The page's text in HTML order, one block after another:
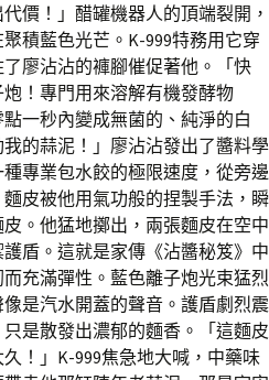
價！」醋罐機器人的頂端裂開，
積藍色光芒。K-999特務用它穿
廖沾沾的褲腳催促著他。「快
！專門用來溶解有機發酵物
一秒內變成無菌的、純淨的白
的蒜泥！」廖沾沾發出了醬料學
專業包水餃的極限速度，從旁邊
皮被他用氣功般的捏製手法，瞬
。他猛地擲出，兩張麵皮在空中
盾。這就是家傳《沾醬秘笈》中
充滿彈性。藍色離子炮光束猛烈
是汽水開蓋的聲音。護盾劇烈震
是散發出濃郁的麵香。「這麵皮
！」K-999焦急地大喊，中藥味